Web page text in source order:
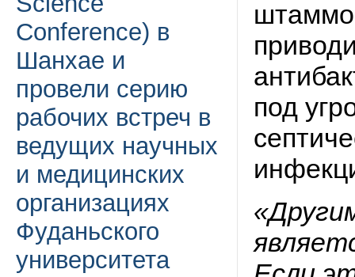
Conference) в
Шанхае и
провели серию
рабочих встреч в
ведущих научных
и медицинских
организациях
Фуданьского
университета
под